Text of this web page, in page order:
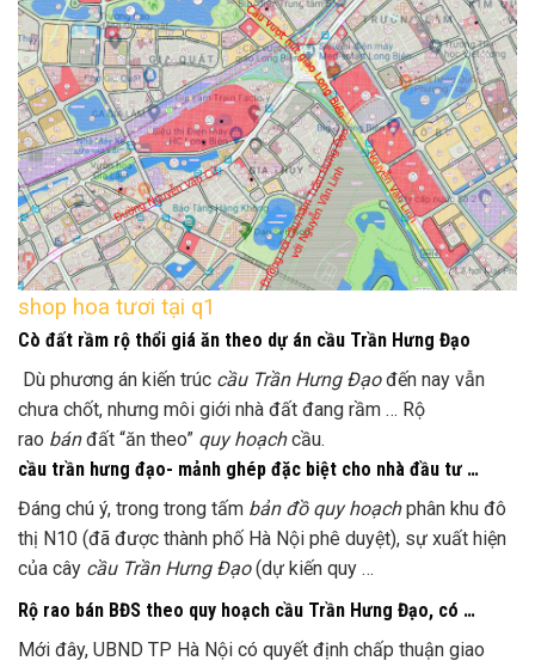
shop hoa tươi tại q1
Cò đất rầm rộ thổi giá ăn theo dự án cầu Trần Hưng Đạo
Dù phương án kiến trúc cầu Trần Hưng Đạođến nay vẫn
chưa chốt, nhưng môi giới nhà đất đang rầm … Rộ
rao bánđất “ăn theo” quy hoạchcầu.
cầu trần hưng đạo- mảnh ghép đặc biệt cho nhà đầu tư …
Đáng chú ý, trong trong tấm bản đồ quy hoạchphân khu đô
thị N10 (đã được thành phố Hà Nội phê duyệt), sự xuất hiện
của cây cầu Trần Hưng Đạo(dự kiến quy …
Rộ rao bán BĐS theo quy hoạch cầu Trần Hưng Đạo, có …
Mới đây, UBND TP Hà Nội có quyết định chấp thuận giao